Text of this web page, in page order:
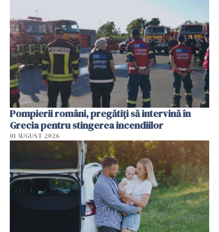
Pompierii români, pregătiţi să intervină în
Grecia pentru stingerea incendiilor
01 AUGUST 2026